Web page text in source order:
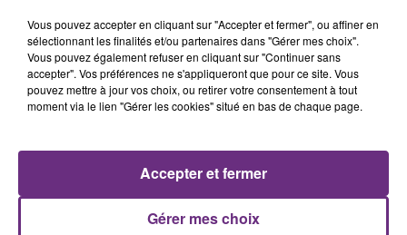
SES PORTES
C'était l'une des institutions du centre-ville
rémois. Le magasin JouéClub est contraint de
fermer ses portes.
TITRES DIFFUSÉS
Vous pouvez accepter en cliquant sur "Accepter et fermer", ou affiner en
sélectionnant les finalités et/ou partenaires dans "Gérer mes choix".
Vous pouvez également refuser en cliquant sur "Continuer sans
accepter". Vos préférences ne s'appliqueront que pour ce site. Vous
pouvez mettre à jour vos choix, ou retirer votre consentement à tout
moment via le lien "Gérer les cookies" situé en bas de chaque page.
Gérer mes choix
Accepter et fermer